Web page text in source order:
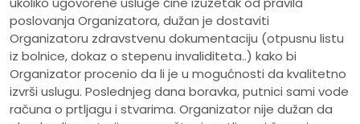
poslovanja Organizatora, dužan je dostaviti
Organizatoru zdravstvenu dokumentaciju (otpusnu listu
iz bolnice, dokaz o stepenu invaliditeta..) kako bi
Organizator procenio da li je u mogućnosti da kvalitetno
izvrši uslugu. Poslednjeg dana boravka, putnici sami vode
računa o prtljagu i stvarima. Organizator nije dužan da